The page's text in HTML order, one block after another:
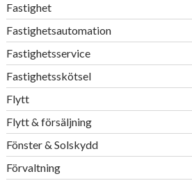
Fastighet
Fastighetsautomation
Fastighetsservice
Fastighetsskötsel
Flytt
Flytt & försäljning
Fönster & Solskydd
Förvaltning